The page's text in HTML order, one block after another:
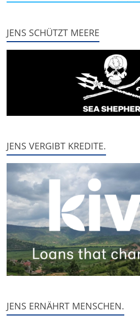
JENS SCHÜTZT MEERE
JENS VERGIBT KREDITE.
JENS ERNÄHRT MENSCHEN.